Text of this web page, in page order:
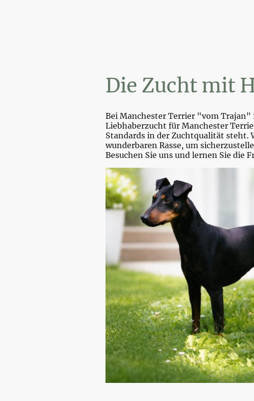
Die Zucht mit
Bei Manchester Terrier "vom Trajan"
Liebhaberzucht für Manchester
Standards in der Zuchtqualität steht.
wunderbaren Rasse, um
Besuchen Sie uns und lernen Sie die